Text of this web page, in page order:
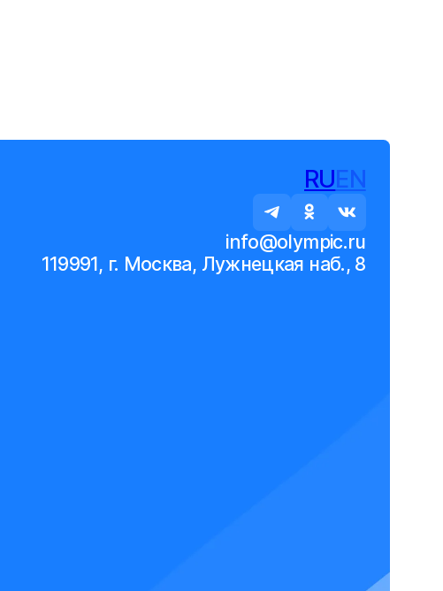
RUEN
info@olympic.ru
119991, г. Москва, Лужнецкая наб., 8